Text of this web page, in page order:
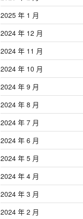
2025 年 1 月
2024 年 12 月
2024 年 11 月
2024 年 10 月
2024 年 9 月
2024 年 8 月
2024 年 7 月
2024 年 6 月
2024 年 5 月
2024 年 4 月
2024 年 3 月
2024 年 2 月